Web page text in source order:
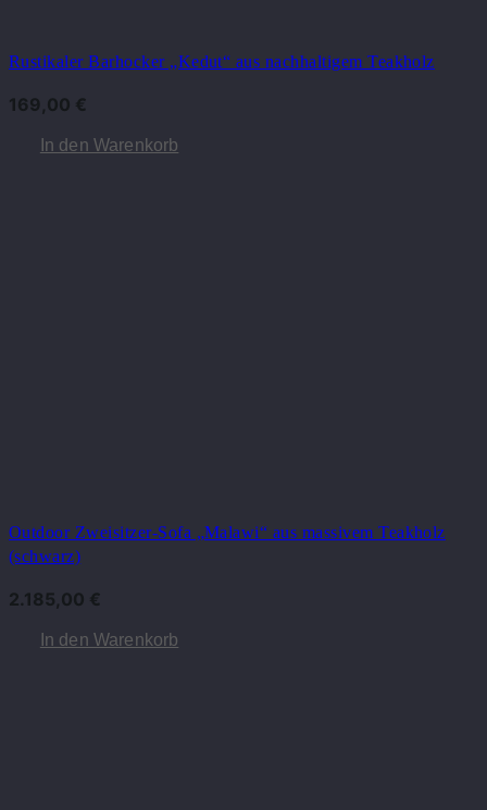
Rustikaler Barhocker „Kedut“ aus nachhaltigem Teakholz
169,00 €
In den Warenkorb
Outdoor Zweisitzer-Sofa „Malawi“ aus massivem Teakholz
(schwarz)
2.185,00 €
In den Warenkorb